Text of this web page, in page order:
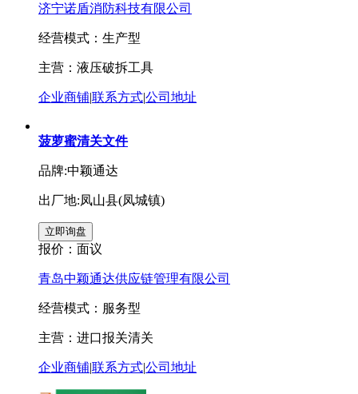
济宁诺盾消防科技有限公司
经营模式：生产型
主营：液压破拆工具
企业商铺|联系方式|公司地址
菠萝蜜清关文件
品牌:中颖通达
出厂地:凤山县(凤城镇)
报价： 面议
青岛中颖通达供应链管理有限公司
经营模式：服务型
主营：进口报关清关
企业商铺|联系方式|公司地址